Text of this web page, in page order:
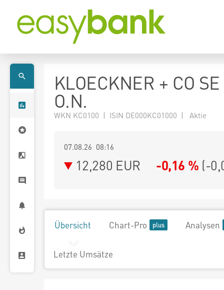
KLOECKNER + CO
O.N.
WKN KC0100 | ISIN DE000KC01000 | Aktie
07.08.26 08:16
12,280 EUR -0,16 % (-
Übersicht Chart-Pro Analysen
Letzte Umsätze